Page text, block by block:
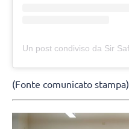
(Fonte comunicato stampa)